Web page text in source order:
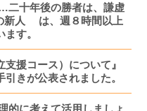
二十年後の勝者は、謙虚
新人 は、週８時間以上
す。
支援コース）について』
きが公表されました。